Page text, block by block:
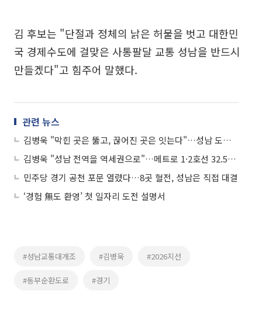
김 후보는 "단절과 정체의 낡은 허물을 벗고 대한민
국 경제수도에 걸맞은 사통팔달 교통 성남을 반드시
만들겠다"고 힘주어 말했다.
관련 뉴스
김병욱 "막힌 곳은 뚫고, 끊어진 곳은 잇는다"…성남 도로교통 대개조 청사진 공개
김병욱 "성남 전역을 역세권으로"…메트로 1·2호선 32.5km 철도망 구축 전격 발표
민주당 경기 공천 포문 열렸다…8곳 혈전, 성남은 직접 대결
‘경험 無도 환영’ 첫 일자리 도전 설명서
#성남교통대개조 #김병욱 #2026지선
#동부순환도로 #경기